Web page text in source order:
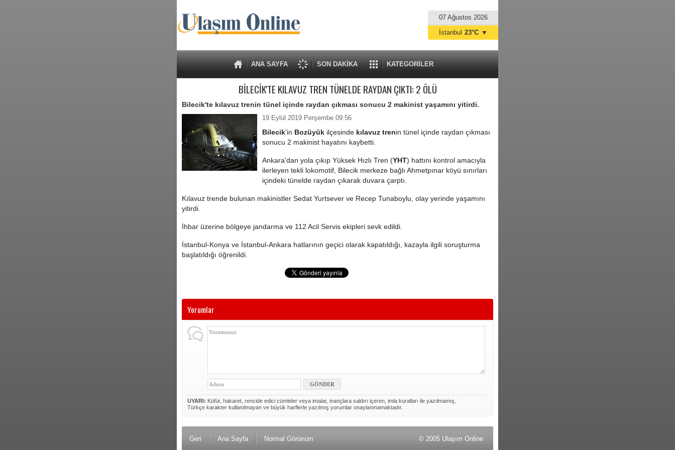
07 Ağustos 2026
ANA SAYFA SON DAKİKA KATEGORİLER
İstanbul 23°C ▼
BİLECİK'TE KILAVUZ TREN TÜNELDE RAYDAN ÇIKTI: 2 ÖLÜ
Bilecik'te kılavuz trenin tünel içinde raydan çıkması sonucu 2 makinist yaşamını yitirdi.
19 Eylül 2019 Perşembe 09:56
Bilecik'in Bozüyük ilçesinde kılavuz trenin tünel içinde raydan çıkması
sonucu 2 makinist hayatını kaybetti.
Ankara'dan yola çıkıp Yüksek Hızlı Tren (YHT) hattını kontrol amacıyla
ilerleyen tekli lokomotif, Bilecik merkeze bağlı Ahmetpınar köyü sınırları
içindeki tünelde raydan çıkarak duvara çarptı.
Kılavuz trende bulunan makinistler Sedat Yurtsever ve Recep Tunaboylu, olay yerinde yaşamını
yitirdi.
İhbar üzerine bölgeye jandarma ve 112 Acil Servis ekipleri sevk edildi.
İstanbul-Konya ve İstanbul-Ankara hatlarının geçici olarak kapatıldığı, kazayla ilgili soruşturma
başlatıldığı öğrenildi.
Yorumlar
UYARI: Küfür, hakaret, rencide edici cümleler veya imalar, inançlara saldırı içeren, imla kuralları ile yazılmamış,
Türkçe karakter kullanılmayan ve büyük harflerle yazılmış yorumlar onaylanmamaktadır.
Geri Ana Sayfa Normal Görünüm © 2005 Ulaşım Online